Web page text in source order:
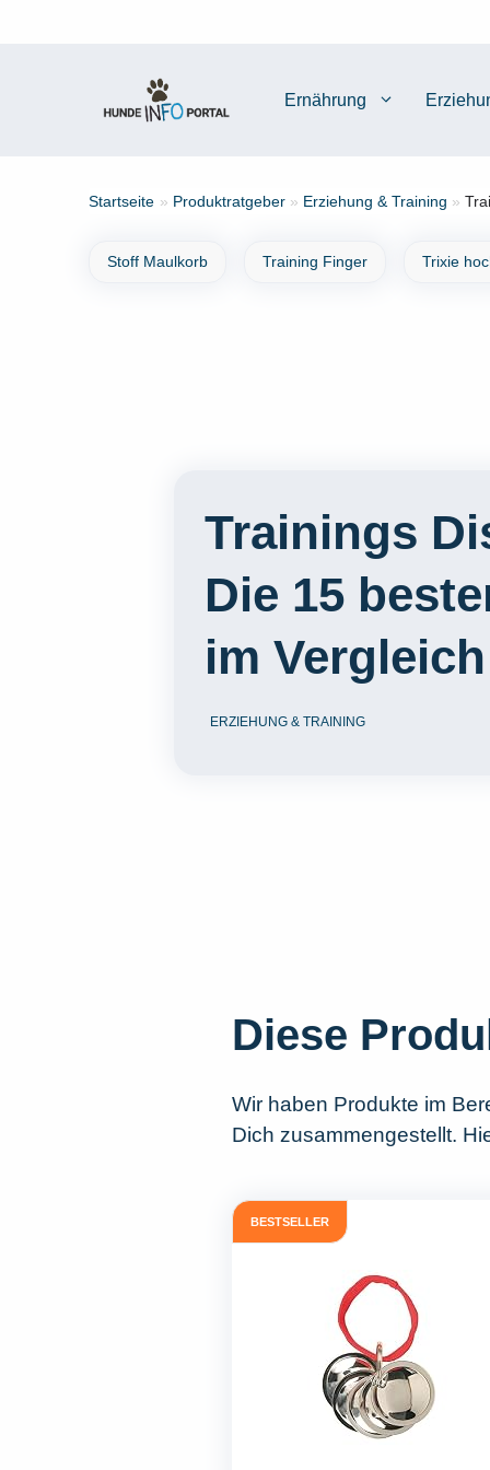
Ernährung
Startseite » Produktratgeber » Erziehung & Training »
Stoff Maulkorb Training Finger Trixie
Trainings
Die 15
im Vergleich
ERZIEHUNG & TRAINING
Diese
Wir haben Produkte im
Dich zusammengestellt.
BESTSELLER